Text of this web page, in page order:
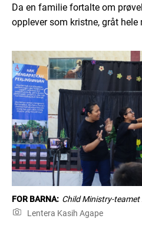
Da en familie fortalte om
opplever som kristne, gråt hele
FOR BARNA: Child Ministry-
Lentera Kasih Agape